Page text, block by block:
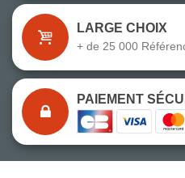
LARGE CHOIX
+ de 25 000
PAIEMENT